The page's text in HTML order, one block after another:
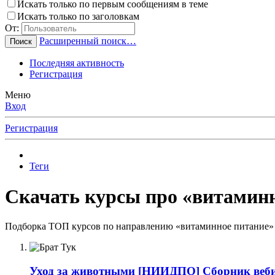
Искать только по первым сообщениям в теме
Искать только по заголовкам
От:
Поиск Расширенный поиск…
Последняя активность
Регистрация
Меню
Вход
Регистрация
Теги
Скачать курсы про
Подборка ТОП курсов по направлению «витаминное
Уход за животными [НИИДПО] Сборник